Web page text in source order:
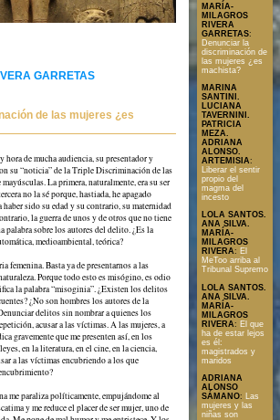
Text en format PDF
GARRETAS
de las mujeres ¿es
hora de mucha audiencia, su presentador y
su “noticia” de la Triple Discriminación de las
La primera, naturalmente, era su ser
no la sé porque, hastiada, he apagado
sido su edad y su contrario, su maternidad
la guerra de unos y de otros que no tiene
palabra sobre los autores del delito. ¿Es la
medioambiental, teórica?
femenina. Basta ya de presentarnos a las
Porque todo esto es misógino, es odio
la palabra “misoginia”. ¿Existen los delitos
¿No son hombres los autores de la
delitos sin nombrar a quienes los
acusar a las víctimas. A las mujeres, a
gravemente que me presenten así, en los
en la literatura, en el cine, en la ciencia,
a las víctimas encubriendo a los que
me paraliza políticamente, empujándome al
y me reduce el placer de ser mujer, uno de
MARÍA-
MILAGROS
RIVERA
GARRETAS:
Denunciar la
discriminación de
las mujeres ¿es
machista?
MARINA
SANTINI.
LUCIANA
TAVERNINI.
PATRICIA
MEZA.
ADRIANA
ALONSO.
ARTEMISIA:
Liberar el sentir
propio del
magma del
incesto
LOLA SANTOS.
ANA SILVA.
MARÍA-
MILAGROS
RIVERA: El
MeToo arriba al
Tribunal Supremo
LOLA SANTOS.
ANA SILVA.
MARÍA-
MILAGROS
RIVERA: El que
ha de estar lejos
es él:
magistrados y
maridos
ADRIANA
ALONSO
SÁMANO:
Las
mujeres y las
niñas son